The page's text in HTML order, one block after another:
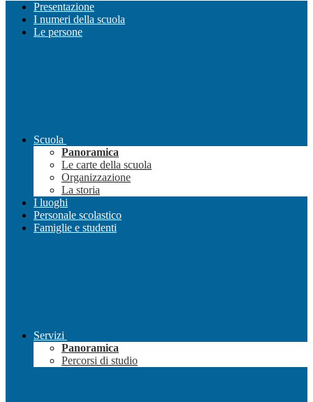
Presentazione
I numeri della scuola
Le persone
Scuola
Panoramica
Le carte della scuola
Organizzazione
La storia
I luoghi
Personale scolastico
Famiglie e studenti
Servizi
Panoramica
Percorsi di studio